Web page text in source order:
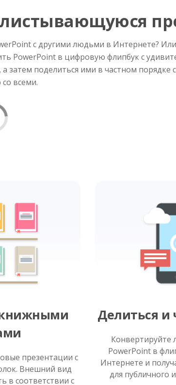
с другими людьми в Интернете?
PowerPoint в цифровую флипбук с
затем поделиться ими в частном
всеми.
презентации с
Внешний вид
в соответствии с
Делиться и
PowerPoint в
Интернете и
для публичного